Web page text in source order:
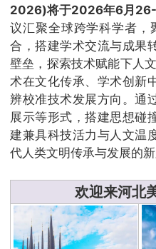
2026)将于2026年6月26-
议汇聚全球跨学科学者，
合，搭建学术交流与成果
壁垒，探索技术赋能下人
术在文化传承、学术创新
辨校准技术发展方向。通
展示等形式，搭建思想碰
建兼具科技活力与人文温
代人类文明传承与发展的新
欢迎来河北